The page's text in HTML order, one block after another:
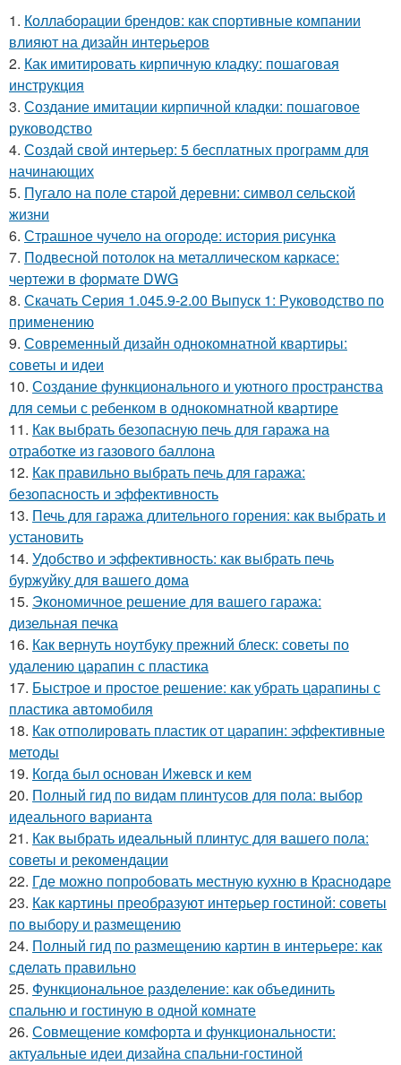
1. Коллаборации брендов: как спортивные компании
влияют на дизайн интерьеров
2. Как имитировать кирпичную кладку: пошаговая
инструкция
3. Создание имитации кирпичной кладки: пошаговое
руководство
4. Создай свой интерьер: 5 бесплатных программ для
начинающих
5. Пугало на поле старой деревни: символ сельской
жизни
6. Страшное чучело на огороде: история рисунка
7. Подвесной потолок на металлическом каркасе:
чертежи в формате DWG
8. Скачать Серия 1.045.9-2.00 Выпуск 1: Руководство по
применению
9. Современный дизайн однокомнатной квартиры:
советы и идеи
10. Создание функционального и уютного пространства
для семьи с ребенком в однокомнатной квартире
11. Как выбрать безопасную печь для гаража на
отработке из газового баллона
12. Как правильно выбрать печь для гаража:
безопасность и эффективность
13. Печь для гаража длительного горения: как выбрать и
установить
14. Удобство и эффективность: как выбрать печь
буржуйку для вашего дома
15. Экономичное решение для вашего гаража:
дизельная печка
16. Как вернуть ноутбуку прежний блеск: советы по
удалению царапин с пластика
17. Быстрое и простое решение: как убрать царапины с
пластика автомобиля
18. Как отполировать пластик от царапин: эффективные
методы
19. Когда был основан Ижевск и кем
20. Полный гид по видам плинтусов для пола: выбор
идеального варианта
21. Как выбрать идеальный плинтус для вашего пола:
советы и рекомендации
22. Где можно попробовать местную кухню в Краснодаре
23. Как картины преобразуют интерьер гостиной: советы
по выбору и размещению
24. Полный гид по размещению картин в интерьере: как
сделать правильно
25. Функциональное разделение: как объединить
спальню и гостиную в одной комнате
26. Совмещение комфорта и функциональности:
актуальные идеи дизайна спальни-гостиной